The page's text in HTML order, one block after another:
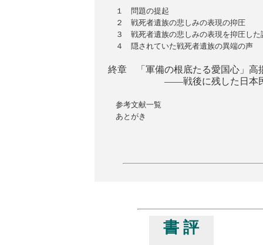
１ 問題の提起
２ 戦死者遺族の悲しみの表現の抑圧
３ 戦死者遺族の悲しみの表現を抑圧した
４ 隠されていた戦死者遺族の異端の声
終章 「軍備の根底たる愛国心」高
――戦後に残した日本民衆
参考文献一覧
あとがき
書 評